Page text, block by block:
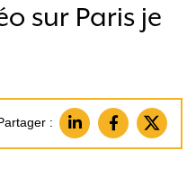
sur Paris je
: